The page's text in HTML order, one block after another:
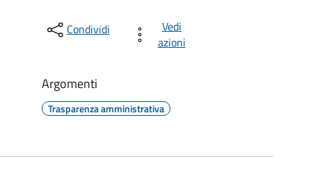
Condividi
Vedi
azioni
Argomenti
Trasparenza amministrativa